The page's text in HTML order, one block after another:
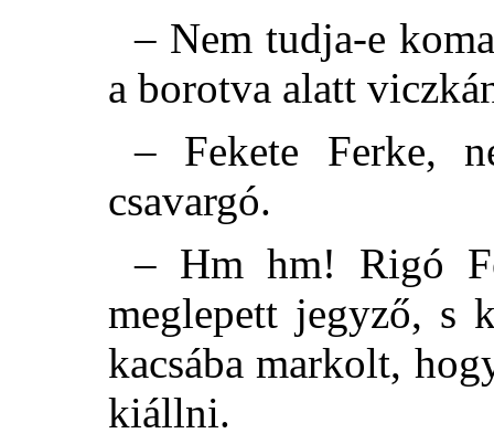
– Nem tudja-e
a borotva alatt
– Fekete Ferke,
csavargó.
– Hm hm! Rigó
meglepett jegyző, s
kacsába markolt,
kiállni.